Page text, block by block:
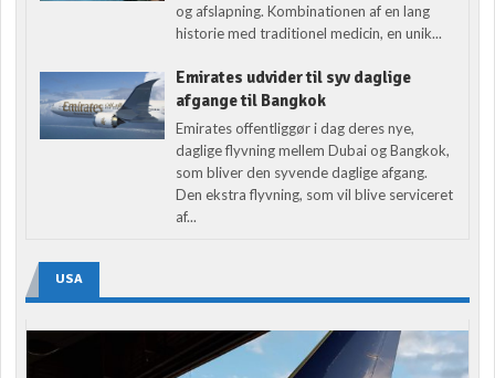
og afslapning. Kombinationen af en lang
historie med traditionel medicin, en unik...
Emirates udvider til syv daglige
afgange til Bangkok
Emirates offentliggør i dag deres nye,
daglige flyvning mellem Dubai og Bangkok,
som bliver den syvende daglige afgang.
Den ekstra flyvning, som vil blive serviceret
af...
USA